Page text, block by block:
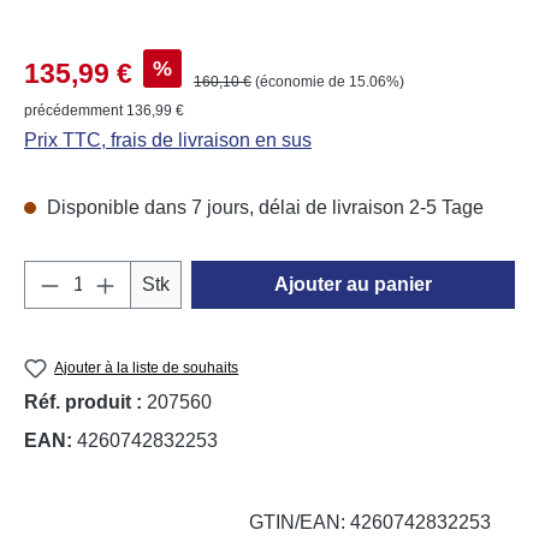
Prix de vente :
135,99 € % Prix régulier :
160,10 € (économie de 15.06%)
précédemment 136,99 €
Prix TTC, frais de livraison en sus
Disponible dans 7 jours, délai de livraison 2-5 Tage
Quantité de produit : Entrez la quantité
Stk Ajouter au panier
Ajouter à la liste de souhaits
Réf. produit : 207560
EAN: 4260742832253
GTIN/EAN: 4260742832253